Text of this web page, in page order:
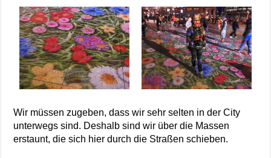
Wir müssen zugeben, dass wir sehr selten in der City
unterwegs sind. Deshalb sind wir über die Massen
erstaunt, die sich hier durch die Straßen schieben.